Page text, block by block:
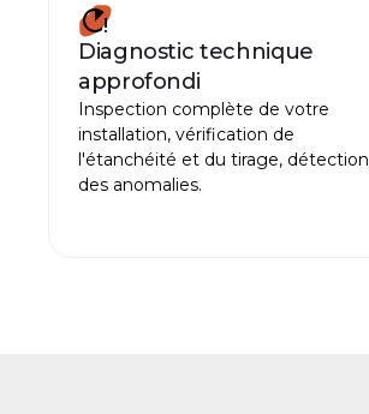
Diagnostic technique
approfondi
Inspection complète de votre
installation, vérification de
l'étanchéité et du tirage, détection
des anomalies.